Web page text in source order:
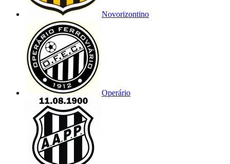
Novorizontino
Operário